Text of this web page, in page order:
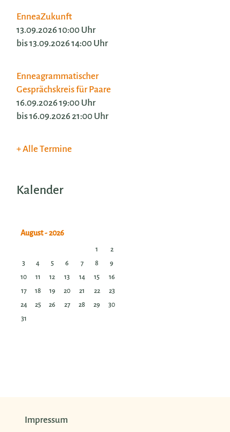
EnneaZukunft
13.09.2026 10:00 Uhr
bis 13.09.2026 14:00 Uhr
Enneagrammatischer
Gesprächskreis für Paare
16.09.2026 19:00 Uhr
bis 16.09.2026 21:00 Uhr
Alle Termine
Kalender
1
2
3
4 5 6 7 8
9
10
11 12 13 14 15
16
17
18 19 20 21 22
23
24
25 26 27 28 29
30
31
Impressum